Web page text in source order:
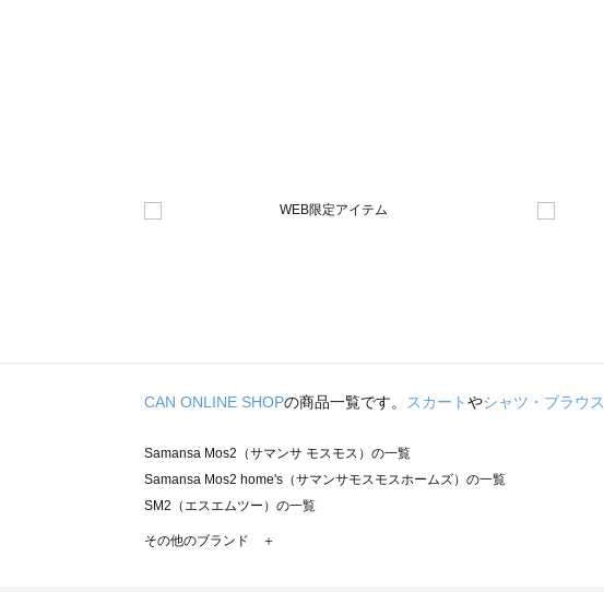
CAN ONLINE SHOPの商品一覧です。 スカートやシャツ・ブラウス
Samansa Mos2（サマンサ モスモス）の一覧
Samansa Mos2 home's（サマンサモスモスホームズ）の一覧
SM2（エスエムツー）の一覧
TSUHARU by Samansa Mos2（ツハルバイサマンサモスモス）の一覧
その他のブランド ＋